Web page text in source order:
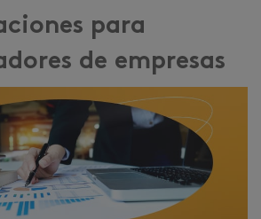
para
de empresas